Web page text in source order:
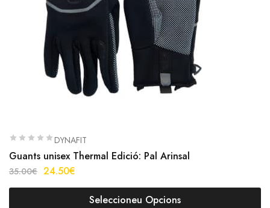
DYNAFIT
Guants unisex Thermal Edició: Pal Arinsal
35.00€ 24.50€
Seleccioneu Opcions